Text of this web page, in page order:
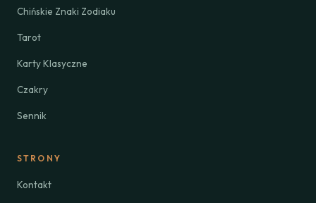
Chińskie Znaki Zodiaku
Tarot
Karty Klasyczne
Czakry
Sennik
STRONY
Kontakt